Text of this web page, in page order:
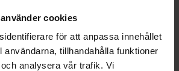
cookies
för att anpassa innehållet
användarna, tillhandahålla funktioner
analysera vår trafik. Vi
en bedømmelse.